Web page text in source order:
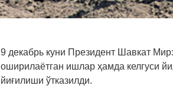
9 декабрь куни Президент Шавкат
оширилаётган ишлар ҳамда келгуси
йиғилиши ўтказилди.